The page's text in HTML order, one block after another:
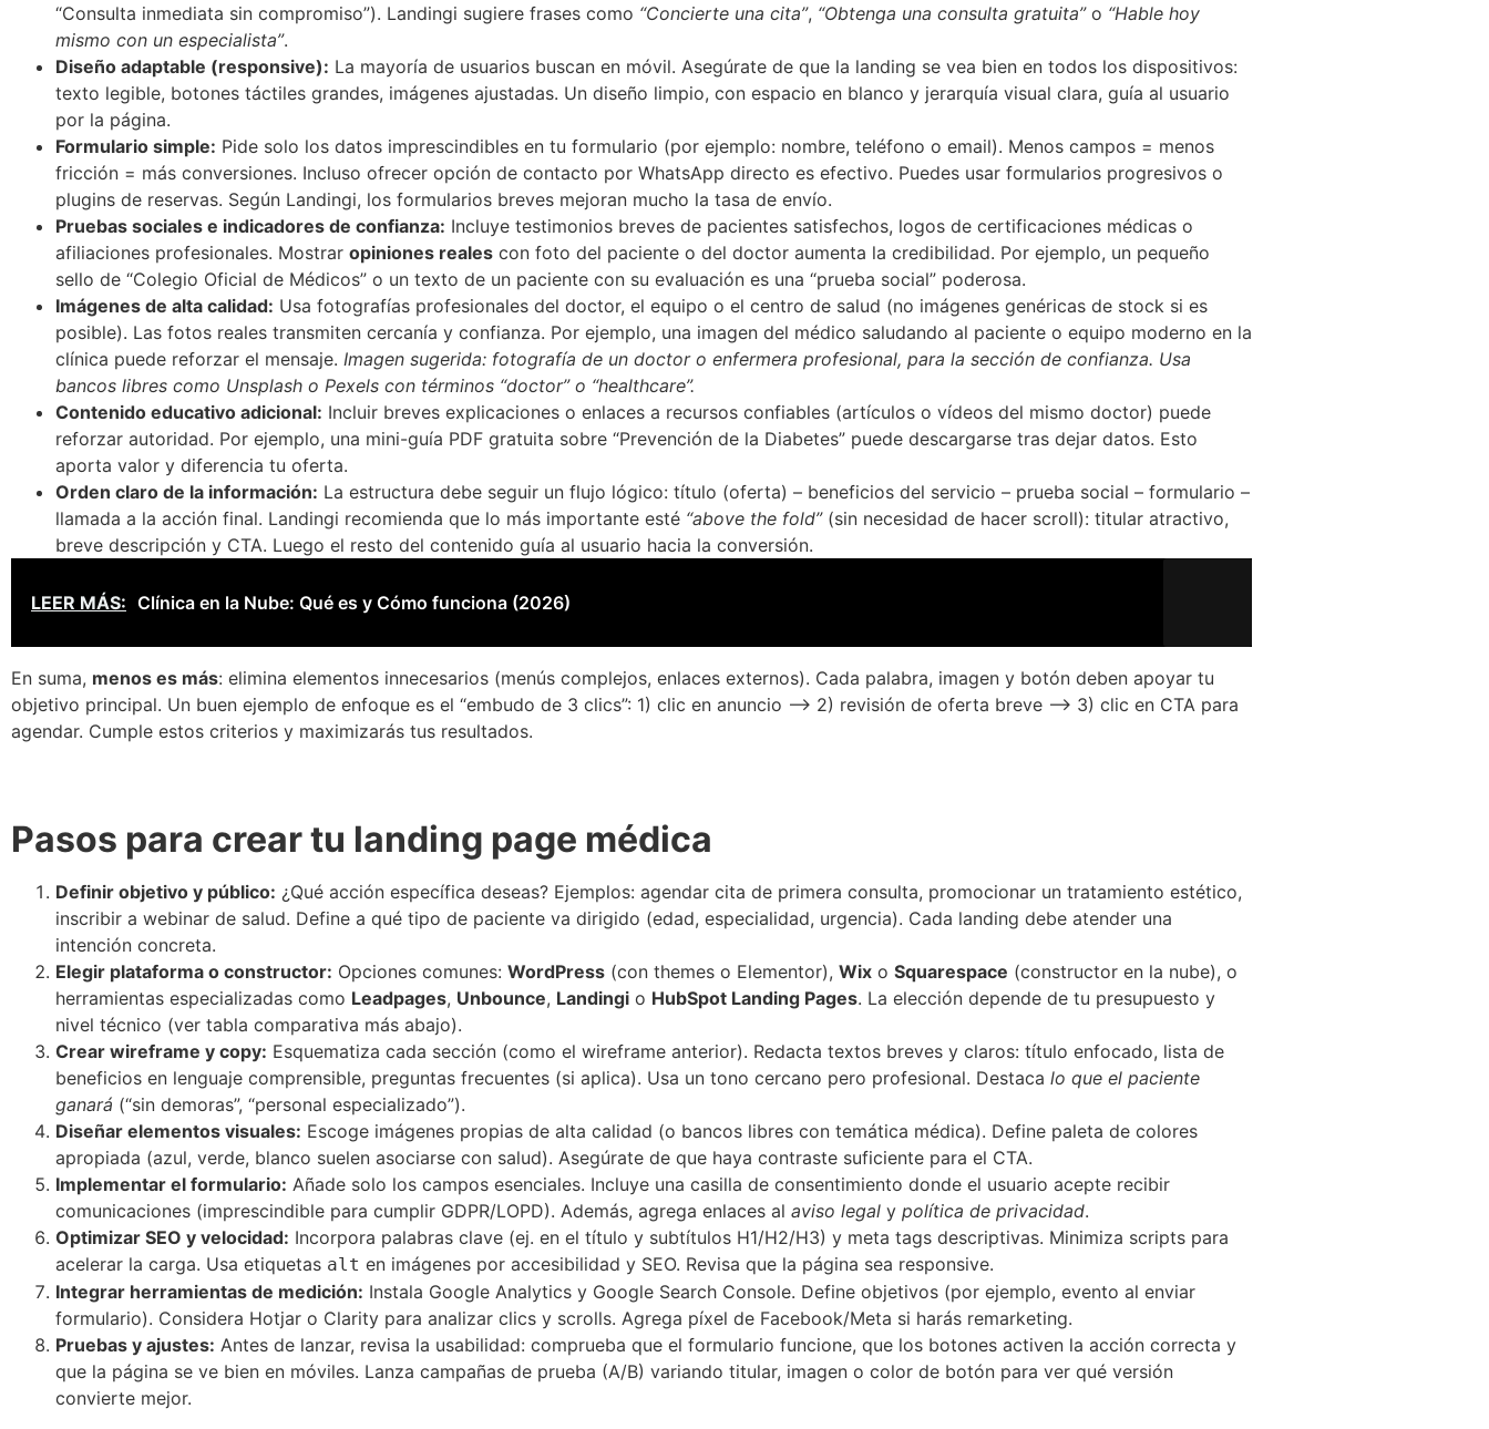
“Consulta inmediata sin compromiso”). Landingi sugiere frases como “Concierte una cita”, “Obtenga una consulta gratuita”o “Hable hoy
mismo con un especialista”.
Diseño adaptable (responsive): La mayoría de usuarios buscan en móvil. Asegúrate de que la landing se vea bien en todos los dispositivos:
texto legible, botones táctiles grandes, imágenes ajustadas. Un diseño limpio, con espacio en blanco y jerarquía visual clara, guía al usuario
por la página.
Formulario simple: Pide solo los datos imprescindibles en tu formulario (por ejemplo: nombre, teléfono o email). Menos campos = menos
fricción = más conversiones. Incluso ofrecer opción de contacto por WhatsApp directo es efectivo. Puedes usar formularios progresivos o
plugins de reservas. Según Landingi, los formularios breves mejoran mucho la tasa de envío.
Pruebas sociales e indicadores de confianza: Incluye testimonios breves de pacientes satisfechos, logos de certificaciones médicas o
afiliaciones profesionales. Mostrar opiniones reales con foto del paciente o del doctor aumenta la credibilidad. Por ejemplo, un pequeño
sello de “Colegio Oficial de Médicos” o un texto de un paciente con su evaluación es una “prueba social” poderosa.
Imágenes de alta calidad: Usa fotografías profesionales del doctor, el equipo o el centro de salud (no imágenes genéricas de stock si es
posible). Las fotos reales transmiten cercanía y confianza. Por ejemplo, una imagen del médico saludando al paciente o equipo moderno en la
clínica puede reforzar el mensaje. Imagen sugerida: fotografía de un doctor o enfermera profesional, para la sección de confianza. Usa
bancos libres como Unsplash o Pexels con términos “doctor” o “healthcare”.
Contenido educativo adicional: Incluir breves explicaciones o enlaces a recursos confiables (artículos o vídeos del mismo doctor) puede
reforzar autoridad. Por ejemplo, una mini-guía PDF gratuita sobre “Prevención de la Diabetes” puede descargarse tras dejar datos. Esto
aporta valor y diferencia tu oferta.
Orden claro de la información: La estructura debe seguir un flujo lógico: título (oferta) – beneficios del servicio – prueba social – formulario –
llamada a la acción final. Landingi recomienda que lo más importante esté “above the fold”(sin necesidad de hacer scroll): titular atractivo,
breve descripción y CTA. Luego el resto del contenido guía al usuario hacia la conversión.
LEER MÁS: Clínica en la Nube: Qué es y Cómo funciona (2026)
En suma, menos es más: elimina elementos innecesarios (menús complejos, enlaces externos). Cada palabra, imagen y botón deben apoyar tu
objetivo principal. Un buen ejemplo de enfoque es el “embudo de 3 clics”: 1) clic en anuncio –> 2) revisión de oferta breve –> 3) clic en CTA para
agendar. Cumple estos criterios y maximizarás tus resultados.
Pasos para crear tu landing page médica
Definir objetivo y público: ¿Qué acción específica deseas? Ejemplos: agendar cita de primera consulta, promocionar un tratamiento estético,
inscribir a webinar de salud. Define a qué tipo de paciente va dirigido (edad, especialidad, urgencia). Cada landing debe atender una
intención concreta.
Elegir plataforma o constructor: Opciones comunes: WordPress (con themes o Elementor), Wix o Squarespace (constructor en la nube), o
herramientas especializadas como Leadpages, Unbounce, Landingi o HubSpot Landing Pages. La elección depende de tu presupuesto y
nivel técnico (ver tabla comparativa más abajo).
Crear wireframe y copy: Esquematiza cada sección (como el wireframe anterior). Redacta textos breves y claros: título enfocado, lista de
beneficios en lenguaje comprensible, preguntas frecuentes (si aplica). Usa un tono cercano pero profesional. Destaca lo que el paciente
ganará (“sin demoras”, “personal especializado”).
Diseñar elementos visuales: Escoge imágenes propias de alta calidad (o bancos libres con temática médica). Define paleta de colores
apropiada (azul, verde, blanco suelen asociarse con salud). Asegúrate de que haya contraste suficiente para el CTA.
Implementar el formulario: Añade solo los campos esenciales. Incluye una casilla de consentimiento donde el usuario acepte recibir
comunicaciones (imprescindible para cumplir GDPR/LOPD). Además, agrega enlaces al aviso legal y política de privacidad.
Optimizar SEO y velocidad: Incorpora palabras clave (ej. en el título y subtítulos H1/H2/H3) y meta tags descriptivas. Minimiza scripts para
acelerar la carga. Usa etiquetas alt en imágenes por accesibilidad y SEO. Revisa que la página sea responsive.
Integrar herramientas de medición: Instala Google Analytics y Google Search Console. Define objetivos (por ejemplo, evento al enviar
formulario). Considera Hotjar o Clarity para analizar clics y scrolls. Agrega píxel de Facebook/Meta si harás remarketing.
Pruebas y ajustes: Antes de lanzar, revisa la usabilidad: comprueba que el formulario funcione, que los botones activen la acción correcta y
que la página se ve bien en móviles. Lanza campañas de prueba (A/B) variando titular, imagen o color de botón para ver qué versión
convierte mejor.